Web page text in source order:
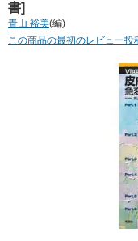
書]
青山 裕美(編)
この商品の最初のレビュー投